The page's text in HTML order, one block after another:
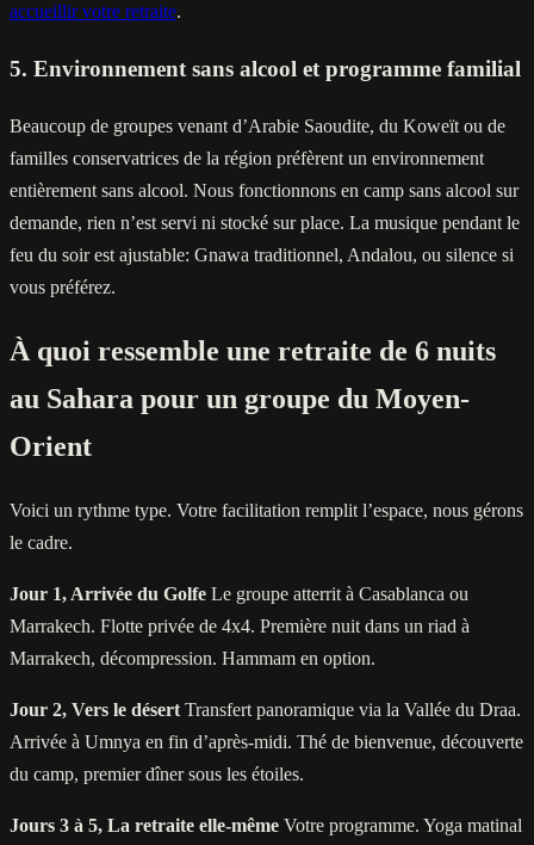
accueillir votre retraite.
5. Environnement sans alcool et programme familial
Beaucoup de groupes venant d’Arabie Saoudite, du Koweït ou de
familles conservatrices de la région préfèrent un environnement
entièrement sans alcool. Nous fonctionnons en camp sans alcool sur
demande, rien n’est servi ni stocké sur place. La musique pendant le
feu du soir est ajustable: Gnawa traditionnel, Andalou, ou silence si
vous préférez.
À quoi ressemble une retraite de 6 nuits
au Sahara pour un groupe du Moyen-
Orient
Voici un rythme type. Votre facilitation remplit l’espace, nous gérons
le cadre.
Jour 1, Arrivée du Golfe Le groupe atterrit à Casablanca ou
Marrakech. Flotte privée de 4x4. Première nuit dans un riad à
Marrakech, décompression. Hammam en option.
Jour 2, Vers le désert Transfert panoramique via la Vallée du Draa.
Arrivée à Umnya en fin d’après-midi. Thé de bienvenue, découverte
du camp, premier dîner sous les étoiles.
Jours 3 à 5, La retraite elle-même Votre programme. Yoga matinal